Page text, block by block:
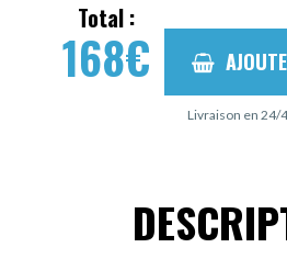
Total :
168€
Livraison en 24/